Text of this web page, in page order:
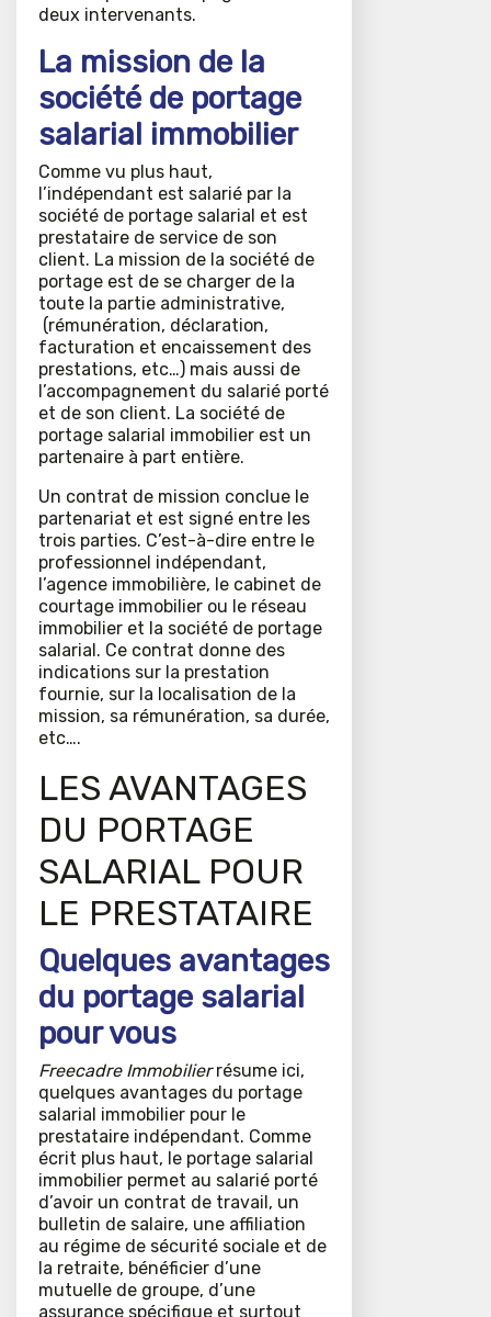
deux intervenants.
La mission de la
société de portage
salarial immobilier
Comme vu plus haut,
l’indépendant est salarié par la
société de portage salarial et est
prestataire de service de son
client. La mission de la société de
portage est de se charger de la
toute la partie administrative,
(rémunération, déclaration,
facturation et encaissement des
prestations, etc…) mais aussi de
l’accompagnement du salarié porté
et de son client. La société de
portage salarial immobilier est un
partenaire à part entière.
Un contrat de mission conclue le
partenariat et est signé entre les
trois parties. C’est-à-dire entre le
professionnel indépendant,
l’agence immobilière, le cabinet de
courtage immobilier ou le réseau
immobilier et la société de portage
salarial. Ce contrat donne des
indications sur la prestation
fournie, sur la localisation de la
mission, sa rémunération, sa durée,
etc….
LES AVANTAGES
DU PORTAGE
SALARIAL POUR
LE PRESTATAIRE
Quelques avantages
du portage salarial
pour vous
Freecadre Immobilierrésume ici,
quelques avantages du portage
salarial immobilier pour le
prestataire indépendant. Comme
écrit plus haut, le portage salarial
immobilier permet au salarié porté
d’avoir un contrat de travail, un
bulletin de salaire, une affiliation
au régime de sécurité sociale et de
la retraite, bénéficier d’une
mutuelle de groupe, d’une
assurance spécifique et surtout